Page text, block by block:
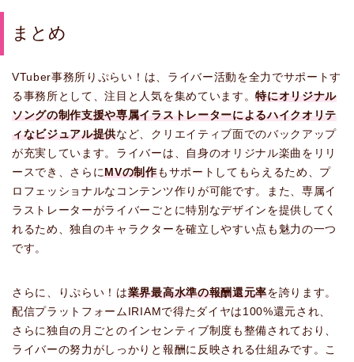
まとめ
VTuber事務所りぷらい！は、ライバー活動を全力でサポートす
る事務所として、注目と人気を集めています。特にオリジナル
ソングの制作支援や専属イラストレーターによるハイクオリテ
ィなビジュアル提供など、クリエイティブ面でのバックアップ
が充実しています。ライバーは、自身のオリジナル楽曲をリリ
ースでき、さらにMVの制作もサポートしてもらえるため、プ
ロフェッショナルなコンテンツ作りが可能です。また、専属イ
ラストレーターがライバーごとに特別なデザインを提供してく
れるため、独自のキャラクターを確立しやすい点も魅力の一つ
です。
さらに、りぷらい！は業界最高水準の報酬還元率を誇ります。
配信プラットフォームIRIAMで得たダイヤは100%還元され、
さらに独自の月ごとのインセンティブ制度も整備されており、
ライバーの努力がしっかりと報酬に反映される仕組みです。こ